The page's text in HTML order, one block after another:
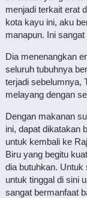
menjadi terkait erat
kota kayu ini, aku
manapun. Ini sangat
Dia menenangkan
seluruh tubuhnya
terjadi sebelumnya,
melayang dengan
Dengan makanan
ini, dapat dikatakan
untuk kembali ke
Biru yang begitu
dia butuhkan. Untuk
untuk tinggal di sini
sangat bermanfaat